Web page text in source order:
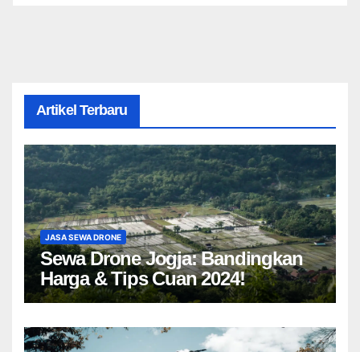
Artikel Terbaru
JASA SEWA DRONE
Sewa Drone Jogja: Bandingkan
Harga & Tips Cuan 2024!